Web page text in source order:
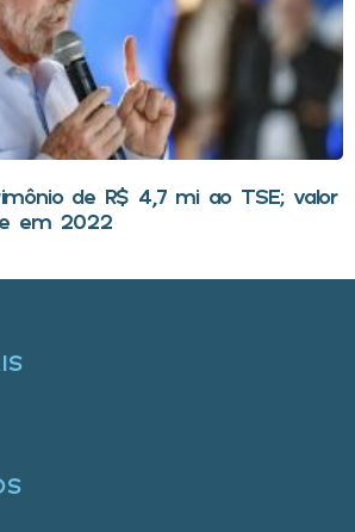
de R$ 4,7 mi ao TSE; valor
em 2022